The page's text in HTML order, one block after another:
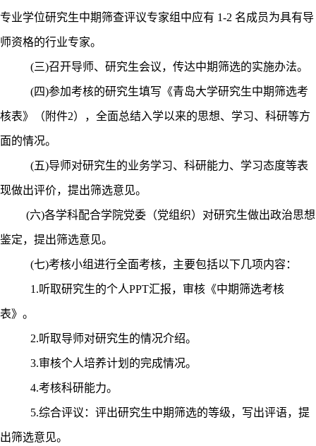
专业学位研究生中期筛查评议专家组中应有 1-2 名成员为具有导
师资格的行业专家。
(三)召开导师、研究生会议，传达中期筛选的实施办法。
(四)参加考核的研究生填写《青岛大学研究生中期筛选考
核表》（附件2），全面总结入学以来的思想、学习、科研等方
面的情况。
(五)导师对研究生的业务学习、科研能力、学习态度等表
现做出评价，提出筛选意见。
(六)各学科配合学院党委（党组织）对研究生做出政治思想
鉴定，提出筛选意见。
(七)考核小组进行全面考核，主要包括以下几项内容：
1.听取研究生的个人PPT汇报，审核《中期筛选考核
表》。
2.听取导师对研究生的情况介绍。
3.审核个人培养计划的完成情况。
4.考核科研能力。
5.综合评议：评出研究生中期筛选的等级，写出评语，提
出筛选意见。